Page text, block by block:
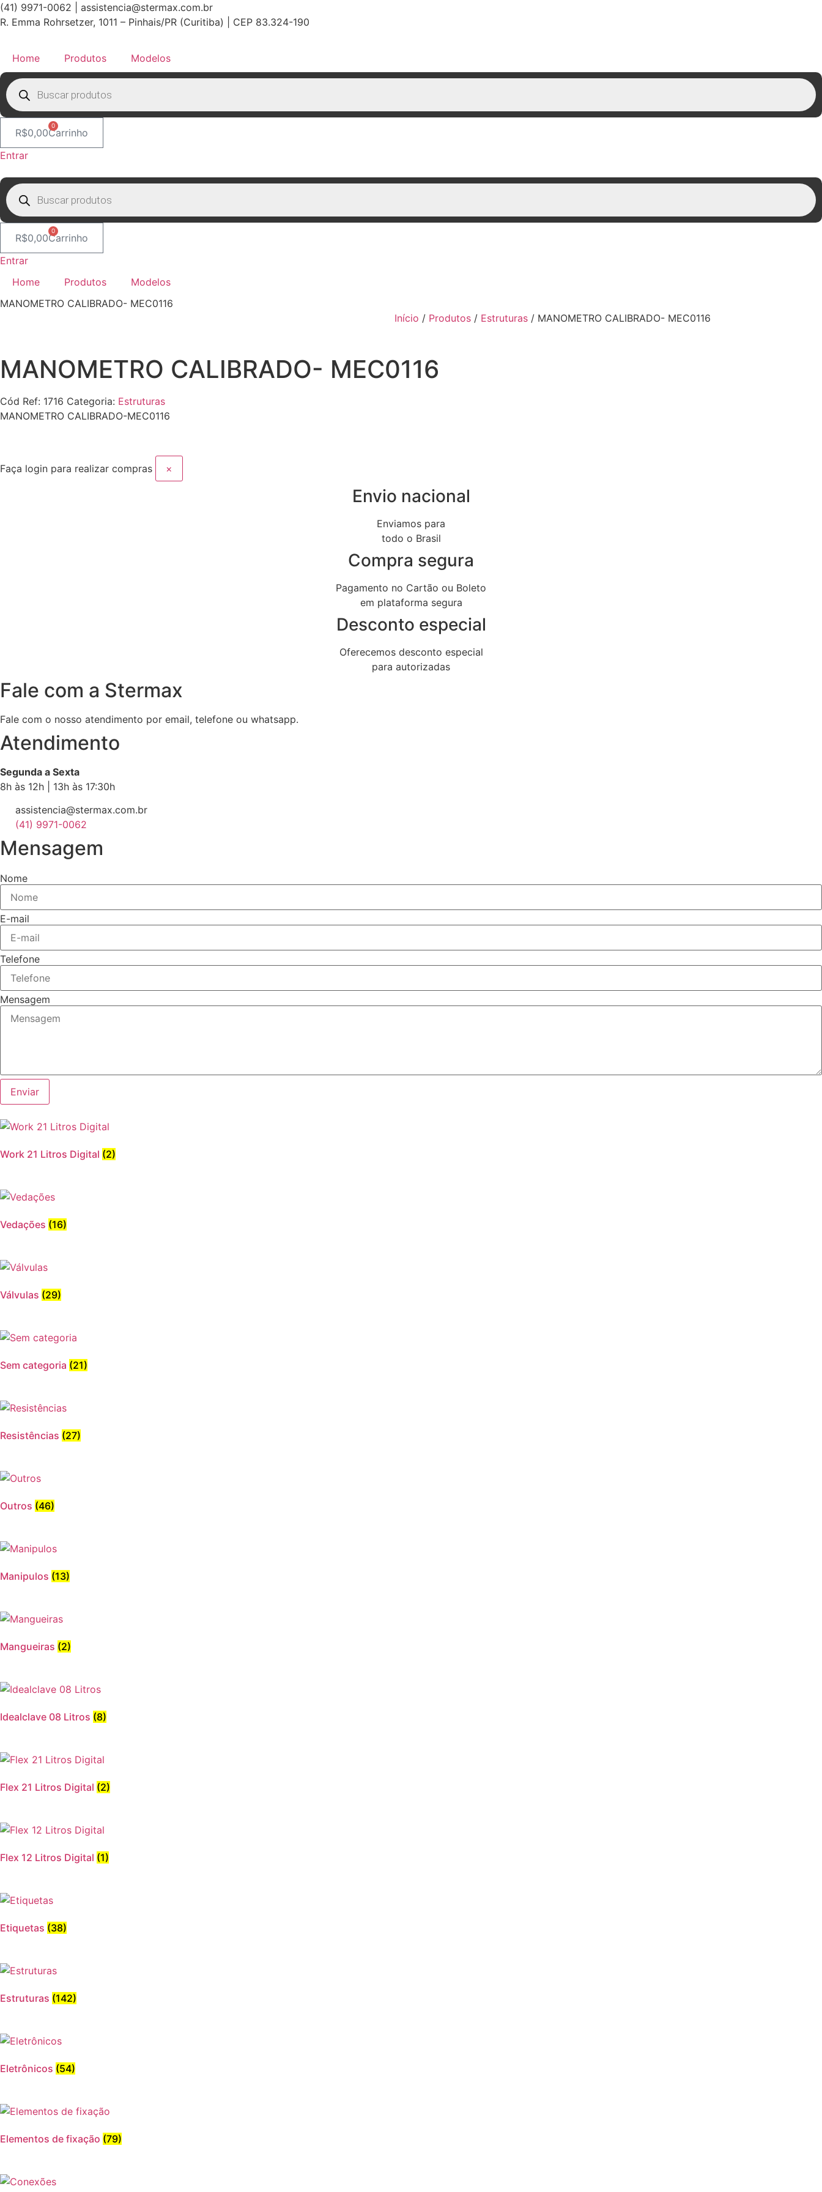
Ir
para
(41) 9971-0062 | assistencia@stermax.com.br
R. Emma Rohrsetzer, 1011 – Pinhais/PR (Curitiba) | CEP 83.324-190
Home Produtos
Modelos
Pesquisar
produtos
R$0,00
0
Carrinho
Entrar
Pesquisar
produtos
R$0,00
0
Carrinho
Entrar
Home
Produtos
Modelos
MANOMETRO CALIBRADO- MEC0116
Início / Produtos / Estruturas / MANOMETRO CALIBRADO- MEC0116
MANOMETRO CALIBRADO- MEC0116
Cód Ref: 1716 Categoria: Estruturas
MANOMETRO CALIBRADO-MEC0116
Faça login para realizar compras ×
Envio nacional
Enviamos para
todo o Brasil
Compra segura
Pagamento no Cartão ou Boleto
em plataforma segura
Desconto especial
Oferecemos desconto especial
para autorizadas
Fale com a Stermax
Fale com o nosso atendimento por email, telefone ou whatsapp.
Atendimento
Segunda a Sexta
8h às 12h | 13h às 17:30h
assistencia@stermax.com.br
(41) 9971-0062
Mensagem
Nome
E-mail
Telefone
Mensagem
Enviar
Work 21 Litros Digital (2)
Vedações (16)
Válvulas (29)
Sem categoria (21)
Resistências (27)
Outros (46)
Manipulos (13)
Mangueiras (2)
Idealclave 08 Litros (8)
Flex 21 Litros Digital (2)
Flex 12 Litros Digital (1)
Etiquetas (38)
Estruturas (142)
Eletrônicos (54)
Elementos de fixação (79)